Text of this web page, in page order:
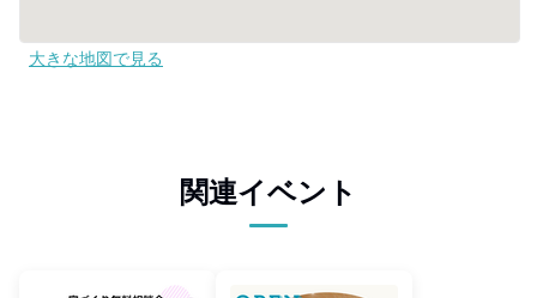
大きな地図で見る
関連イベント